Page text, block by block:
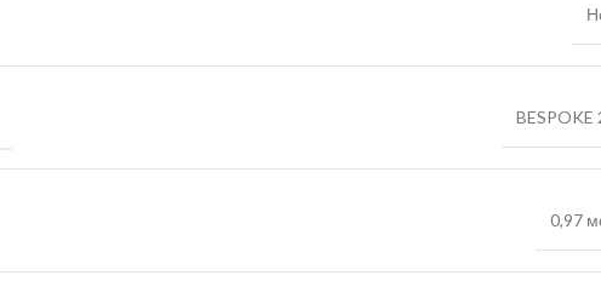
BESPOKE
0,97